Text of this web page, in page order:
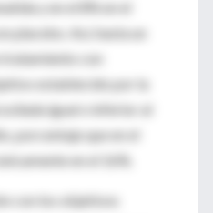
y en el 8% en el
placebo. Así, hasta un
tratamiento con
establecido por la
igual o inferior al
porcentaje que en el
en el 16%.
con los objetivos